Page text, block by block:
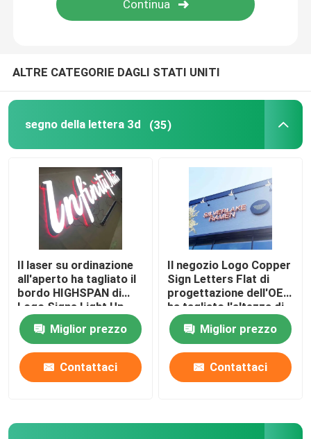
Segnaletica luminosa
Segno della lettera della tenda foranea
ALTRE CATEGORIE DAGLI STATI UNITI
segno della lettera 3d (35)
Il laser su ordinazione
all'aperto ha tagliato il
bordo HIGHSPAN di
Logo Signs Light Up
Sign del metallo
Miglior prezzo
Contattaci
Il negozio Logo Copper
Sign Letters Flat di
progettazione dell'OEM
ha tagliato l'altezza di
100cm - di 10cm
Miglior prezzo
Contattaci